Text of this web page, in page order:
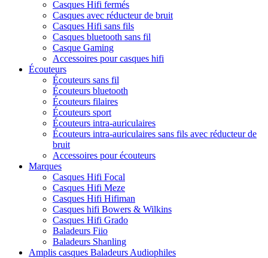
Casques Hifi fermés
Casques avec réducteur de bruit
Casques Hifi sans fils
Casques bluetooth sans fil
Casque Gaming
Accessoires pour casques hifi
Écouteurs
Écouteurs sans fil
Écouteurs bluetooth
Écouteurs filaires
Écouteurs sport
Écouteurs intra-auriculaires
Écouteurs intra-auriculaires sans fils avec réducteur de
bruit
Accessoires pour écouteurs
Marques
Casques Hifi Focal
Casques Hifi Meze
Casques Hifi Hifiman
Casques hifi Bowers & Wilkins
Casques Hifi Grado
Baladeurs Fiio
Baladeurs Shanling
Amplis casques Baladeurs Audiophiles